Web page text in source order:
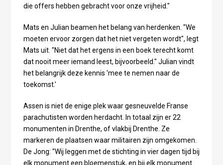
die offers hebben gebracht voor onze vrijheid."
Mats en Julian beamen het belang van herdenken. "We
moeten ervoor zorgen dat het niet vergeten wordt", legt
Mats uit. "Niet dat het ergens in een boek terecht komt
dat nooit meer iemand leest, bijvoorbeeld." Julian vindt
het belangrijk deze kennis 'mee te nemen naar de
toekomst.'
Assen is niet de enige plek waar gesneuvelde Franse
parachutisten worden herdacht. In totaal zijn er 22
monumenten in Drenthe, of vlakbij Drenthe. Ze
markeren de plaatsen waar militairen zijn omgekomen.
De Jong: "Wij leggen met de stichting in vier dagen tijd bij
elk monument een bloemenstuk, en bij elk monument